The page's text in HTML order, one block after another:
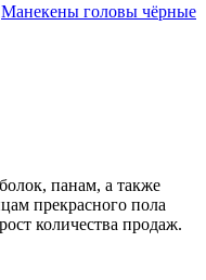
Манекены головы чёрные
панам, а также
прекрасного пола
количества продаж.